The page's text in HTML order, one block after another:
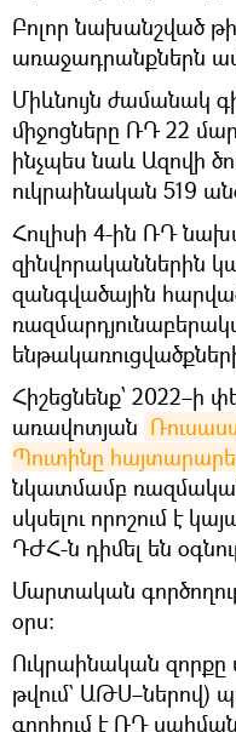
Բոլոր նախանշված
առաջադրանքներն
Միևնույն ժամանակ
միջոցները ՌԴ 22
ինչպես նաև Ազովի
ուկրաինական 519
Հուլիսի 4-ին ՌԴ
զինվորականներին
զանգվածային
Հիշեցնենք՝ 2022–ի
առավոտյան
Պուտինը
նկատմամբ ռազմական
սկսելու որոշում է
ԴԺՀ-ն դիմել են
Մարտական
օրս։
Ուկրաինական
թվում` ԱԹՍ–ներով)
գրոհում է ՌԴ